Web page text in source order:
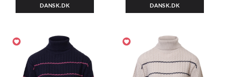
DANSK.DK DANSK.DK